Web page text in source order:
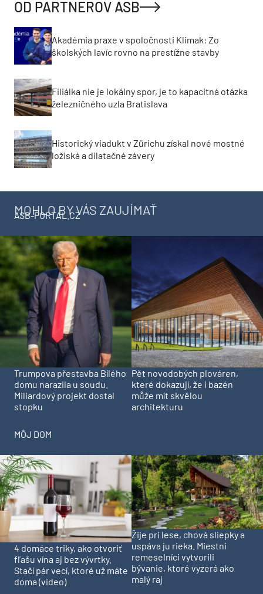
OD PARTNEROV ASB
Akadémia praxe v spoločnosti Klimak: Zo
školských lavíc rovno na prestížne stavby
Filiálka nie je lokálny spor, je to kapacitná otázka
železničného uzla Bratislava
Historický viadukt v Zürichu získal nové mostné
ložiská a dilatačné závery
MOHLO BY VÁS ZAUJÍMAŤ
ASB-PORTAL.CZ
Trumpova přestavba Bílého
domu narazila u soudu.
Miliardový projekt dostal
stopku
Pět novodobých plováren,
které dokazují, že i bazén
může mít skvělou
architekturu
MÔJ DOM
4 domáce triky, ako otvoriť
fľašu vína aj bez vývrtky.
Stačí pár vecí, ktoré už máte
doma (video)
Žije pri lese, chová sliepky a
uspáva ju rieka. Miestni
remeselníci vytvorili
bývanie, ktoré vyzerá ako
malý raj